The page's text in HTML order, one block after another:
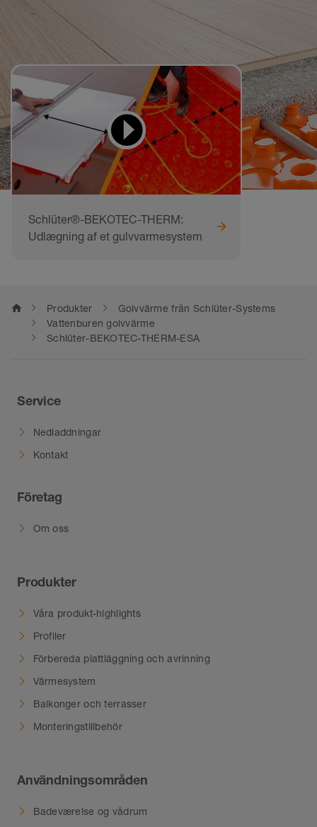
Videor för att lära sig
och göra efter
Schlüter®-BEKOTEC-THERM:
Udlægning af et gulvvarmesystem
home Produkter
Golvvärme från Schlüter-Systems
Vattenburen golvvärme
Schlüter-BEKOTEC-THERM-ESA
Service
Nedladdningar
Kontakt
Företag
Om oss
Produkter
Våra produkt-highlights
Profiler
Förbereda plattläggning och avrinning
Värmesystem
Balkonger och terrasser
Monteringstillbehör
Användningsområden
Badeværelse og vådrum